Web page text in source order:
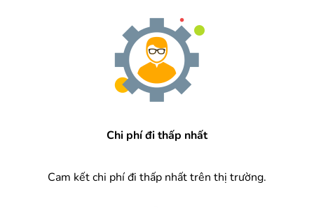
Chi phí đi thấp nhất
Cam kết chi phí đi thấp nhất trên thị trường.